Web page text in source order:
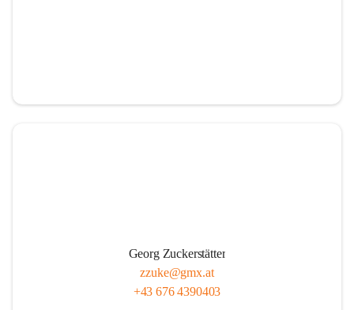
Georg Zuckerstätter
zzuke@gmx.at
+43 676 4390403